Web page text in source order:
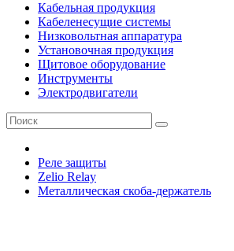
Кабельная продукция
Кабеленесущие системы
Низковольтная аппаратура
Установочная продукция
Щитовое оборудование
Инструменты
Электродвигатели
Реле защиты
Zelio Relay
Металлическая скоба-держатель